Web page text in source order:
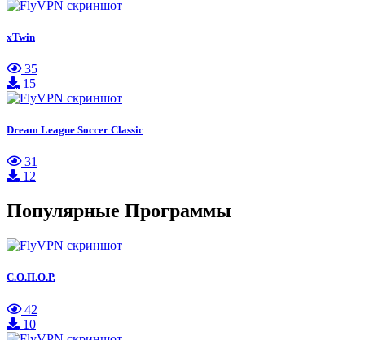
xTwin
35
15
Dream League Soccer Classic
31
12
Популярные Программы
С.О.П.О.Р.
42
10